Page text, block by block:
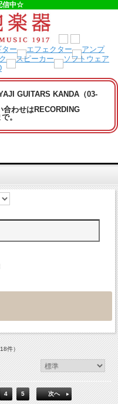
信中☆
GUITARS KANDA（03-
合わせはRECORDING
。
件）
4 5 次へ